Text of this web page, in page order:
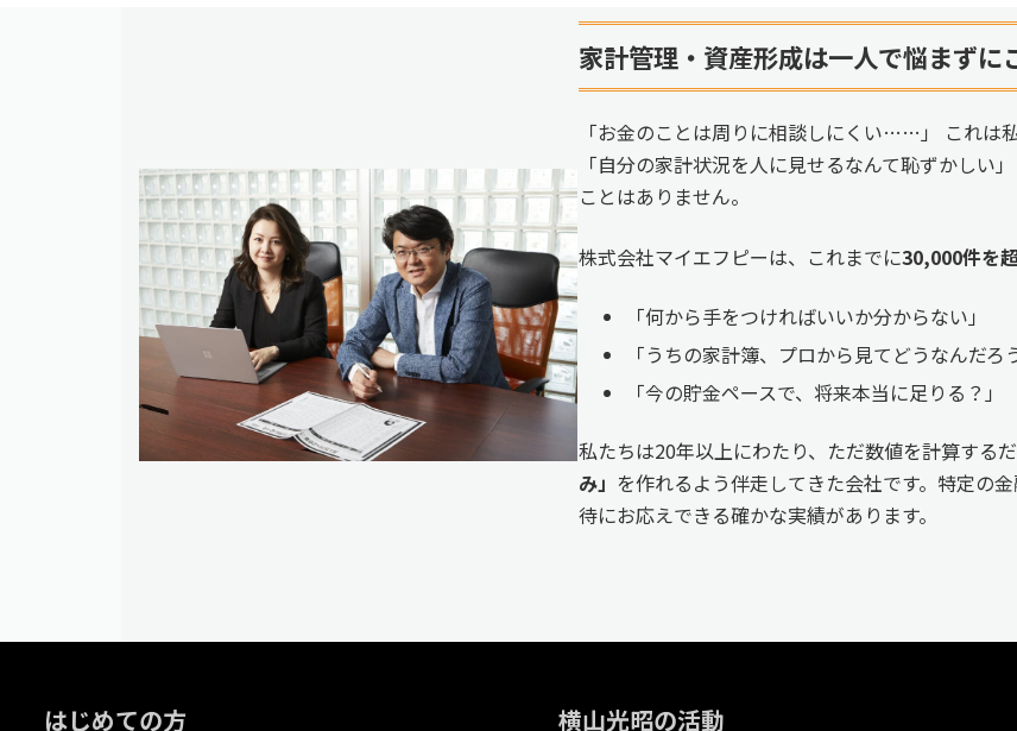
家計管理・資産形成は一人で悩まずに
「お金のことは周りに相談しにくい……」 これは
「自分の家計状況を人に見せるなんて恥ずかしい
ことはありません。
株式会社マイエフピーは、これまでに30,000件を
「何から手をつければいいか分からない」
「うちの家計簿、プロから見てどうなんだろ
「今の貯金ペースで、将来本当に足りる？」
私たちは20年以上にわたり、ただ数値を計算する
み」 を作れるよう伴走してきた会社です。特定の
待にお応えできる確かな実績があります。
はじめての方 横山光昭の活動